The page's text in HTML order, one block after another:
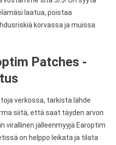
laatua, poistaa
korvassa ja muissa
Patches -
verkossa, tarkista lähde
siitä, että saat täyden arvon
virallinen jälleenmyyjä Earoptim
on helppo leikata ja tilata